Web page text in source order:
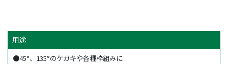
用途
●45°、135°のケガキや各種枠組みに